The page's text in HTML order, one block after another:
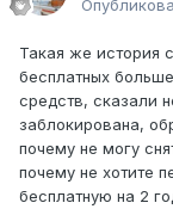
Такая же история
бесплатных
средств, сказали
заблокирована,
почему не могу
почему не хотите
бесплатную на 2